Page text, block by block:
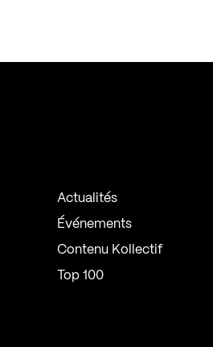
Actualités
Événements
Contenu Kollectif
Top 100